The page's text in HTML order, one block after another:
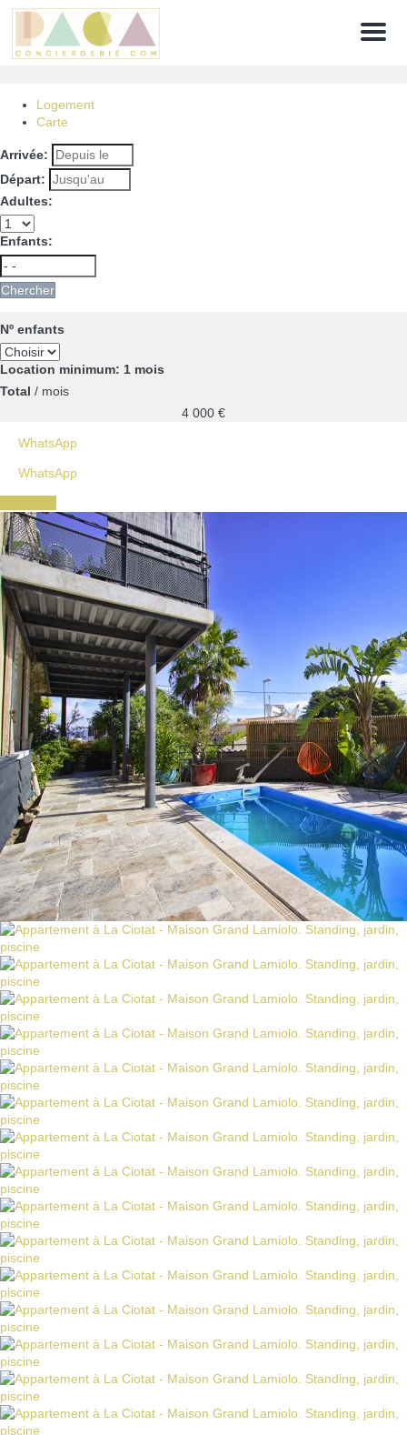
Menu
Logement
Carte
Arrivée:
Départ:
Adultes:
Enfants:
Chercher
Nº enfants
Location minimum: 1 mois
Total / mois
4 000 €
WhatsApp
WhatsApp